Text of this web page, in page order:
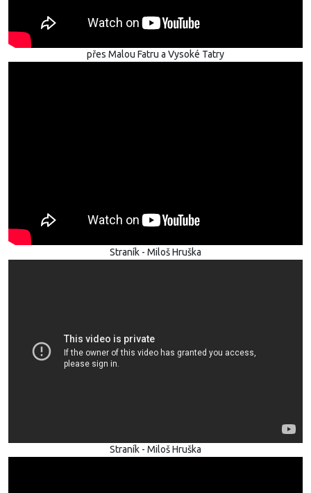
přes Malou Fatru a Vysoké Tatry
Straník - Miloš Hruška
Straník - Miloš Hruška